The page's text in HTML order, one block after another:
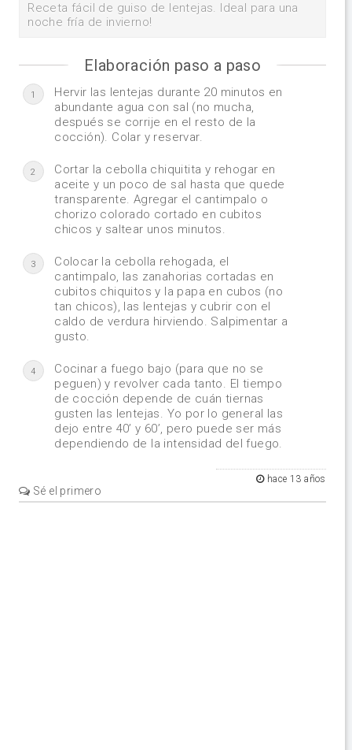
Receta fácil de guiso de lentejas. Ideal para una
noche fría de invierno!
Elaboración paso a paso
1
Hervir las lentejas durante 20 minutos en
abundante agua con sal (no mucha,
después se corrije en el resto de la
cocción). Colar y reservar.
2
Cortar la cebolla chiquitita y rehogar en
aceite y un poco de sal hasta que quede
transparente. Agregar el cantimpalo o
chorizo colorado cortado en cubitos
chicos y saltear unos minutos.
3
Colocar la cebolla rehogada, el
cantimpalo, las zanahorias cortadas en
cubitos chiquitos y la papa en cubos (no
tan chicos), las lentejas y cubrir con el
caldo de verdura hirviendo. Salpimentar a
gusto.
4
Cocinar a fuego bajo (para que no se
peguen) y revolver cada tanto. El tiempo
de cocción depende de cuán tiernas
gusten las lentejas. Yo por lo general las
dejo entre 40’ y 60’, pero puede ser más
dependiendo de la intensidad del fuego.
hace 13 años
Sé el primero